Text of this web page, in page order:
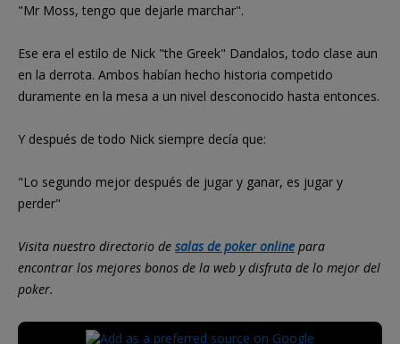
"Mr Moss, tengo que dejarle marchar".
Ese era el estilo de Nick "the Greek" Dandalos, todo clase aun
en la derrota. Ambos habían hecho historia competido
duramente en la mesa a un nivel desconocido hasta entonces.
Y después de todo Nick siempre decía que:
"Lo segundo mejor después de jugar y ganar, es jugar y
perder"
Visita nuestro directorio de salas de poker online para
encontrar los mejores bonos de la web y disfruta de lo mejor del
poker.